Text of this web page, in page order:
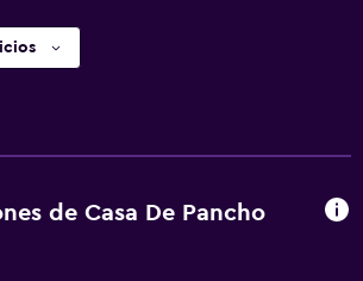
de Casa De Pancho